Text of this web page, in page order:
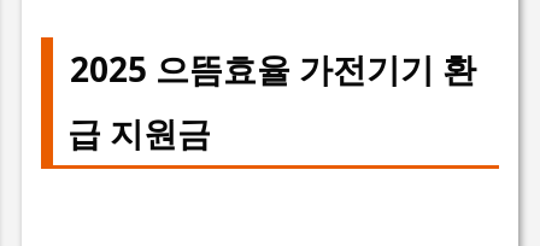
2025 으뜸효율 가전기기 환
급 지원금